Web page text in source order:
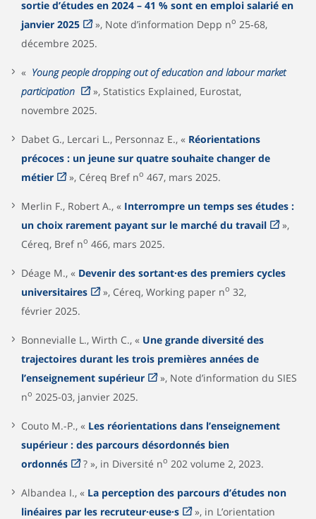
sortie d’études en 2024 – 41 % sont en emploi salarié en
janvier 2025
», Note d’information Depp no 25‑68,
décembre 2025.
« Young people dropping out of education and labour market
participation
», Statistics Explained, Eurostat,
novembre 2025.
Dabet G., Lercari L., Personnaz E., « Réorientations
précoces : un jeune sur quatre souhaite changer de
métier
», Céreq Bref no 467, mars 2025.
Merlin F., Robert A., « Interrompre un temps ses études :
un choix rarement payant sur le marché du travail
»,
Céreq, Bref no 466, mars 2025.
Déage M., « Devenir des sortant·es des premiers cycles
universitaires
», Céreq, Working paper no 32,
février 2025.
Bonnevialle L., Wirth C., « Une grande diversité des
trajectoires durant les trois premières années de
l’enseignement supérieur
», Note d’information du SIES
no 2025-03, janvier 2025.
Couto M.-P., « Les réorientations dans l’enseignement
supérieur : des parcours désordonnés bien
ordonnés
? », in Diversité no 202 volume 2, 2023.
Albandea I., « La perception des parcours d’études non
linéaires par les recruteur·euse·s
», in L’orientation